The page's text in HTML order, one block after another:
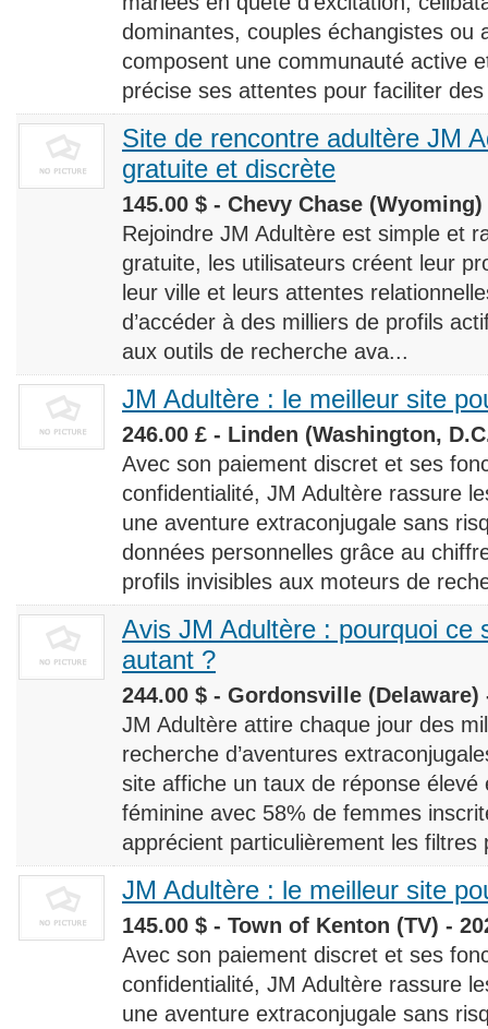
dominantes, couples échangistes ou
composent une communauté active
précise ses attentes pour faciliter
Site de rencontre adultère JM
gratuite et discrète
145.00 $ - Chevy Chase (Wyoming)
Rejoindre JM Adultère est simple et
gratuite, les utilisateurs créent leur
leur ville et leurs attentes
d’accéder à des milliers de profils
aux outils de recherche ava...
JM Adultère : le meilleur site
246.00 £ - Linden (Washington,
Avec son paiement discret et ses
confidentialité, JM Adultère rassure
une aventure extraconjugale sans
données personnelles grâce au
profils invisibles aux moteurs de
Avis JM Adultère : pourquoi ce
autant ?
244.00 $ - Gordonsville (Delaware)
JM Adultère attire chaque jour des
recherche d’aventures
site affiche un taux de réponse
féminine avec 58% de femmes
apprécient particulièrement les filtres
JM Adultère : le meilleur site
145.00 $ - Town of Kenton (TV) -
Avec son paiement discret et ses
confidentialité, JM Adultère rassure
une aventure extraconjugale sans